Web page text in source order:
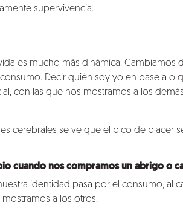
supervivencia.
es mucho más dinámica.
Decir quién soy yo en base a o
con las que nos mostramos a los
cerebrales se ve que el pico de placer
cuando nos compramos un abrigo o
identidad pasa por el consumo, al
a los otros.